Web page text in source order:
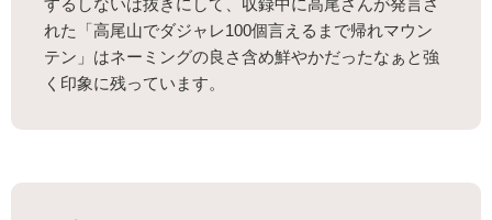
するしないは抜きにして、収録中に高尾さんが発言さ
れた「高尾山でダジャレ100個言えるまで帰れマウン
テン」はネーミングの良さ含め鮮やかだったなぁと強
く印象に残っています。